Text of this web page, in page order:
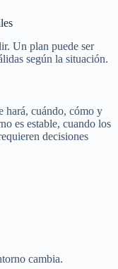
Un plan puede ser
según la situación.
hará, cuándo, cómo y
es estable, cuando los
decisiones
cambia.